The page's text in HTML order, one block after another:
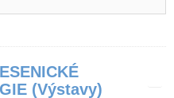
(Výstavy)